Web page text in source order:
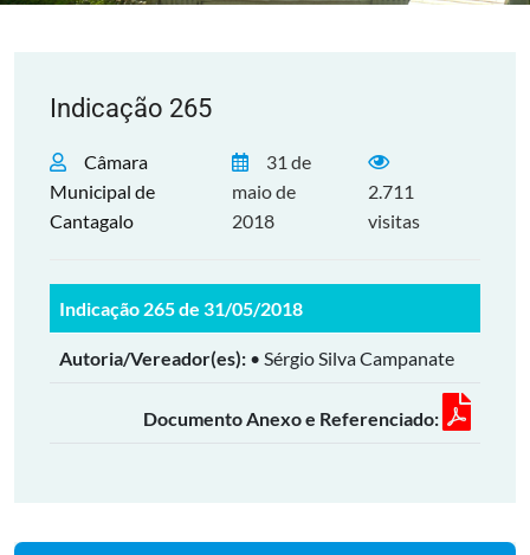
Indicação 265
Câmara
Municipal de
Cantagalo
31 de
maio de
2018
2.711
visitas
Indicação 265 de 31/05/2018
Autoria/Vereador(es): • Sérgio Silva Campanate
Documento Anexo e Referenciado: